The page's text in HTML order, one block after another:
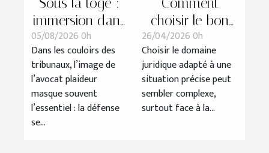
Sous la toge :
immersion dans
la préparation
d’une défense
devant le
tribunal
05/08/2026 0h
Dans les couloirs des
tribunaux, l’image de
l’avocat plaideur
masque souvent
l’essentiel : la défense
se...
Comment
choisir le bon
domaine
juridique pour
votre situation ?
26/04/2026 0h
Choisir le domaine
juridique adapté à une
situation précise peut
sembler complexe,
surtout face à la...